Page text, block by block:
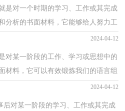
是对一个时期的学习、工作或其完成
分析的书面材料，它能够给人努力工
总结吧。你想知道...
2024-04-12
对某一阶段的工作、学习或思想中的
材料，它可以有效锻炼我们的语言组
吧。我们该怎么去...
2024-04-12
后对某一阶段的学习、工作或其完成